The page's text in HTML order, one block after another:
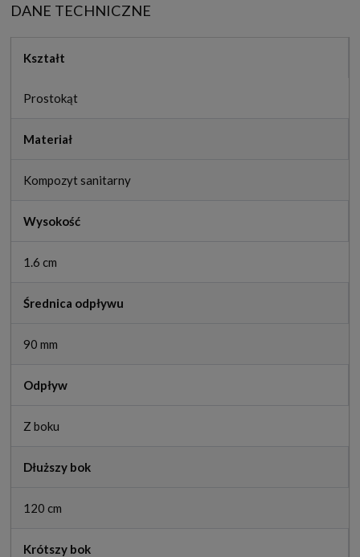
DANE TECHNICZNE
Kształt
Prostokąt
Materiał
Kompozyt sanitarny
Wysokość
1.6 cm
Średnica odpływu
90 mm
Odpływ
Z boku
Dłuższy bok
120 cm
Krótszy bok